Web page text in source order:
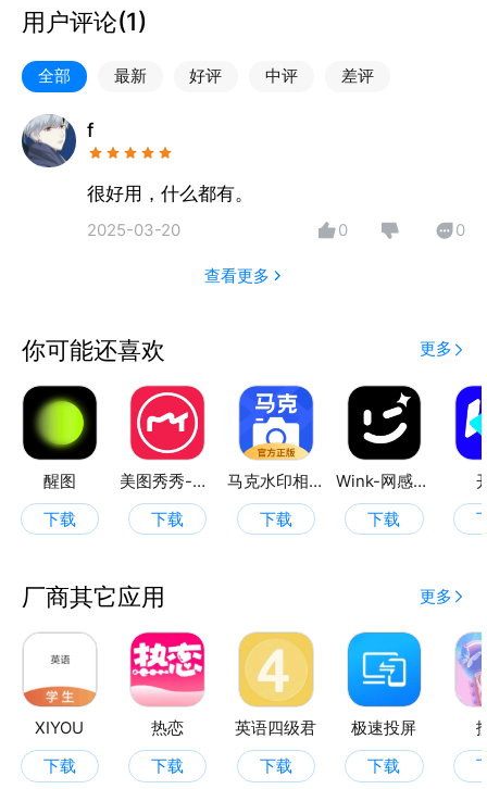
风格多变的相框，一定有一款是你喜欢的，时尚风、可
爱风、简约风、淑女风等等，快来挑选吧！
——别样拼图，爆款模板：
我们为您精心准备了四种拼图效果，都有超过类型供您
选择，秀出你的别样风格！
——精美滤镜，可盐可甜：
我们提供了超多精美滤镜，让你的照片一秒变大片！
用户评论(1)
全部 最新 好评 中评 差评
f
很好用，什么都有。
2025-03-20 0 0
查看更多
你可能还喜欢 更多
醒图
下载
美图秀秀-视频/图片/Live人像精修工具
下载
马克水印相机
下载
Wink-网感出片神器
下载
厂商其它应用 更多
XIYOU
下载
热恋
下载
英语四级君
下载
极速投屏
下载